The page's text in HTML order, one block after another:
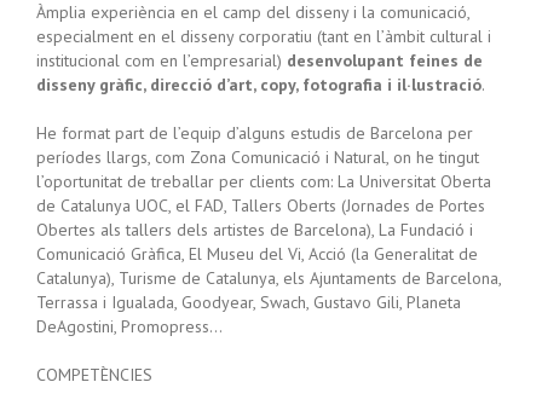
Àmplia experiència en el camp del dissenyi la comunicació,
especialment en el disseny corporatiu (tant en l’àmbit cultural i
institucional com en l’empresarial) desenvolupant feines de
disseny gràfic, direcció d’art, copy, fotografia i il·lustració.
He format part de l’equip d’alguns estudis de Barcelona per
períodes llargs, com Zona Comunicació i Natural, on he tingut
l’oportunitat de treballar per clients com: La Universitat Oberta
de Catalunya UOC, el FAD, Tallers Oberts (Jornades de Portes
Obertes als tallers dels artistes de Barcelona), La Fundació i
Comunicació Gràfica, El Museu del Vi, Acció (la Generalitat de
Catalunya), Turisme de Catalunya, els Ajuntaments de Barcelona,
Terrassa i Igualada, Goodyear, Swach, Gustavo Gili, Planeta
DeAgostini, Promopress…
COMPETÈNCIES